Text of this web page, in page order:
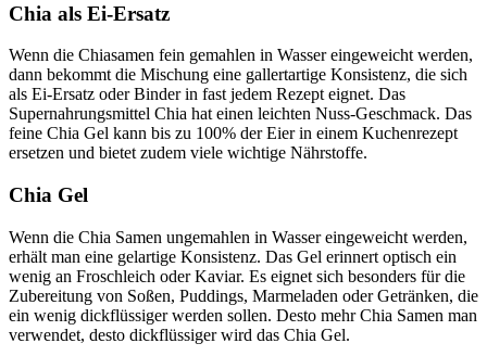
Chia als Ei-Ersatz
Wenn die Chiasamen fein gemahlen in Wasser eingeweicht werden,
dann bekommt die Mischung eine gallertartige Konsistenz, die sich
als Ei-Ersatz oder Binder in fast jedem Rezept eignet. Das
Supernahrungsmittel Chia hat einen leichten Nuss-Geschmack. Das
feine Chia Gel kann bis zu 100% der Eier in einem Kuchenrezept
ersetzen und bietet zudem viele wichtige Nährstoffe.
Chia Gel
Wenn die Chia Samen ungemahlen in Wasser eingeweicht werden,
erhält man eine gelartige Konsistenz. Das Gel erinnert optisch ein
wenig an Froschleich oder Kaviar. Es eignet sich besonders für die
Zubereitung von Soßen, Puddings, Marmeladen oder Getränken, die
ein wenig dickflüssiger werden sollen. Desto mehr Chia Samen man
verwendet, desto dickflüssiger wird das Chia Gel.